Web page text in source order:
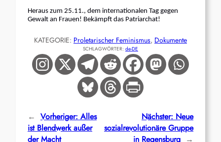
Heraus zum 25.11., dem internationalen Tag gegen
Gewalt an Frauen! Bekämpft das Patriarchat!
KATEGORIE: Proletarischer Feminismus, Dokumente
SCHLAGWÖRTER: de-DE
← Vorheriger: Alles
ist Blendwerk außer
der Macht
Nächster: Neue
sozialrevolutionäre Gruppe
in Regensburg →